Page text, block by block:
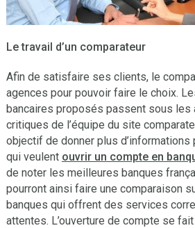
Le travail d’un comparateur
Afin de satisfaire ses clients, le
agences pour pouvoir faire le choix.
bancaires proposés passent sous les
critiques de l’équipe du site
objectif de donner plus
qui veulent ouvrir un compte en
de noter les meilleures banques
pourront ainsi faire une comparaison
banques qui offrent des services
attentes. L’ouverture de compte se